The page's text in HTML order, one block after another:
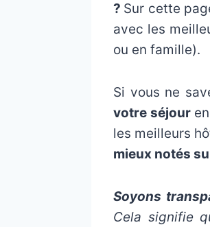
? Sur cette
avec les
ou en famille).
Si vous ne
votre séjouren
les meilleurs
mieux notés
Soyons
Cela signifie